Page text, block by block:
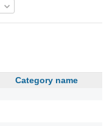
Category name